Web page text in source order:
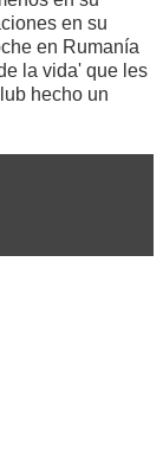
en su
en Rumanía
la vida' que les
hecho un